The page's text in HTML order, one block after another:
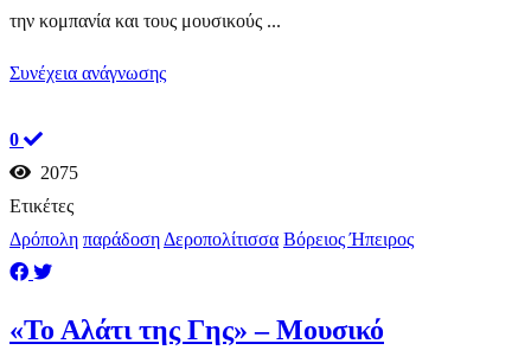
την κομπανία και τους μουσικούς ...
Συνέχεια ανάγνωσης
0
2075
Ετικέτες
Δρόπολη παράδοση Δεροπολίτισσα Βόρειος Ήπειρος
«Το Αλάτι της Γης» – Μουσικό